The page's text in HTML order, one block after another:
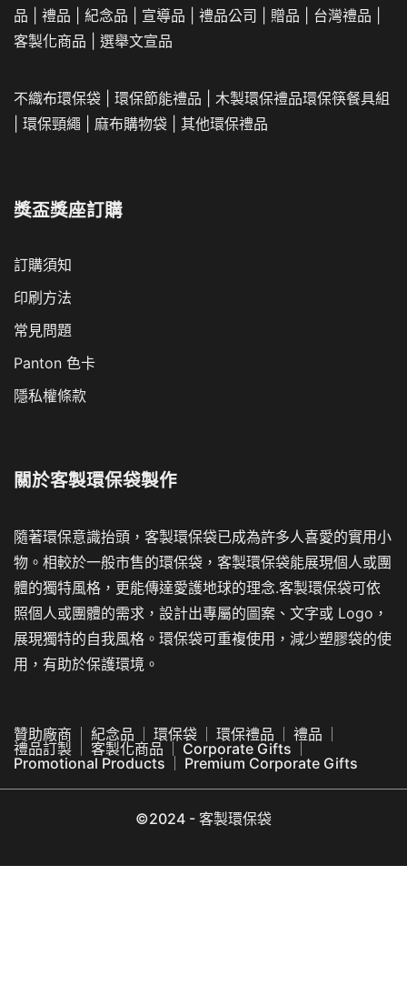
品
禮品 紀念品 宣導品 禮品公司 贈品 台灣禮品
客製化商品
選舉文宣品
不織布環保袋 環保節能禮品 木製環保禮品環保筷餐具組
環保頸繩 麻布購物袋 其他環保禮品
獎盃獎座訂購
訂購須知
印刷方法
常見問題
Panton 色卡
隱私權條款
關於客製環保袋製作
隨著環保意識抬頭，客製環保袋已成為許多人喜愛的實用小
物。相較於一般市售的環保袋，客製環保袋能展現個人或團
體的獨特風格，更能傳達愛護地球的理念.客製環保袋可依
照個人或團體的需求，設計出專屬的圖案、文字或 Logo，
展現獨特的自我風格。環保袋可重複使用，減少塑膠袋的使
用，有助於保護環境。
贊助廠商 紀念品 環保袋 環保禮品
禮品
禮品訂製
客製化商品
Corporate Gifts
Promotional Products
Premium Corporate Gifts
©2024 - 客製環保袋